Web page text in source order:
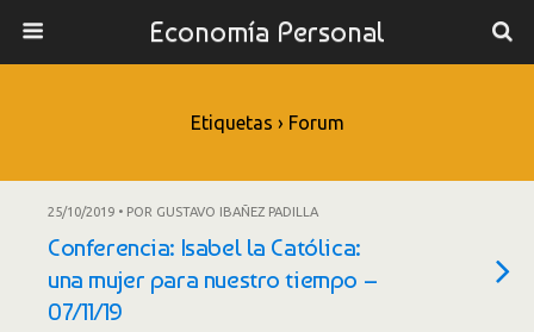
Economía Personal
Etiquetas › Forum
25/10/2019 • POR GUSTAVO IBAÑEZ PADILLA
Conferencia: Isabel la Católica:
una mujer para nuestro tiempo –
07/11/19